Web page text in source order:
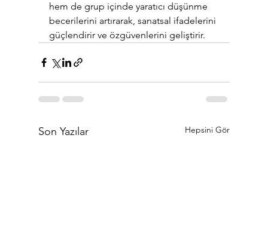
hem de grup içinde yaratıcı düşünme
becerilerini artırarak, sanatsal ifadelerini
güçlendirir ve özgüvenlerini geliştirir.
Son Yazılar Hepsini Gör